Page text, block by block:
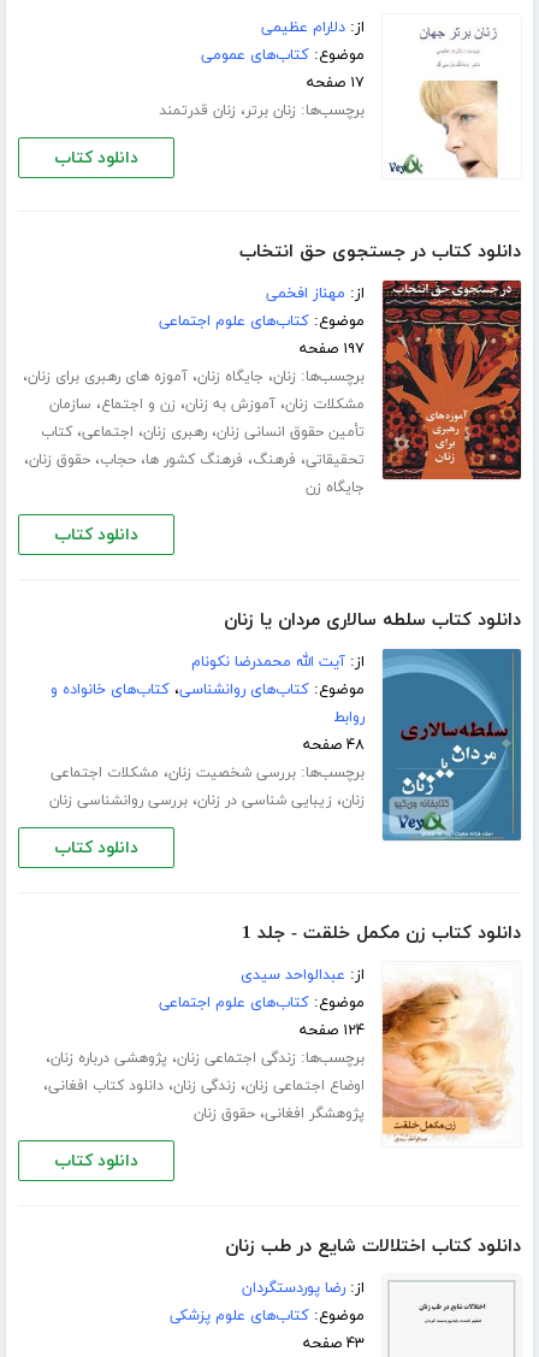
از:دلارام عظیمی
موضوع:کتاب‌های عمومی
۱۷ صفحه
برچسب‌ها: زنان برتر، زنان قدرتمند
دانلود کتاب
دانلود کتاب در جستجوی حق انتخاب
از: مهناز افخمی
موضوع:کتاب‌های علوم اجتماعی
۱۹۷ صفحه
برچسب‌ها: زنان، جایگاه زنان،آموزه های رهبری برای زنان،
مشکلات زنان،آموزش به زنان، زن و اجتماع، سازمان
تأمین حقوق انسانی زنان،رهبری زنان، اجتماعی،کتاب
تحقیقاتی، فرهنگ، فرهنگ کشور ها،حجاب،حقوق زنان،
جایگاه زن
دانلود کتاب
دانلود کتاب سلطه سالاری مردان یا زنان
از:آیت الله محمدرضا نکونام
موضوع:کتاب‌های روانشناسی،کتاب‌های خانواده و
روابط
۴۸ صفحه
برچسب‌ها:بررسی شخصیت زنان، مشکلات اجتماعی
زنان، زیبایی شناسی در زنان،بررسی روانشناسی زنان
دانلود کتاب
دانلود کتاب زن مکمل خلقت - جلد 1
از: عبدالواحد سیدی
موضوع:کتاب‌های علوم اجتماعی
۱۲۴ صفحه
برچسب‌ها: زندگی اجتماعی زنان، پژوهشی درباره زنان،
اوضاع اجتماعی زنان، زندگی زنان،دانلود کتاب افغانی،
پژوهشگر افغانی،حقوق زنان
دانلود کتاب
دانلود کتاب اختلالات شایع در طب زنان
از:رضا پوردستگردان
موضوع:کتاب‌های علوم پزشکی
۴۳ صفحه